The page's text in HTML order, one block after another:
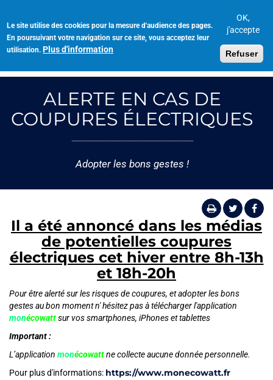
Le site utilise des cookies pour la mesure d'audience des pages.
En poursuivant votre navigation sur ce site, vous acceptez leur
utilisation. Plus d'information
OK,
j'accepte
Refuser
contenu
principal
ALERTE EN CAS DE
COUPURES ÉLECTRIQUES
Adopter les bons gestes !
Il a été annoncé dans les médias
de potentielles coupures
électriques cet hiver entre 8h-13h
et 18h-20h
Pour être alerté sur les risques de coupures, et adopter les bons
gestes au bon moment n' hésitez pas à télécharger l'application
monécowattsur vos smartphones, iPhones et tablettes
Important :
L’application monécowattne collecte aucune donnée personnelle.
Pour plus d'informations: https://www.monecowatt.fr